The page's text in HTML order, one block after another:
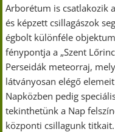
Arborétum is csatlakozik
és képzett csillagászok
égbolt különféle
fénypontja a „Szent
Perseidák meteorraj,
látványosan elégő
Napközben pedig
tekinthetünk a Nap
központi csillagunk titkait.